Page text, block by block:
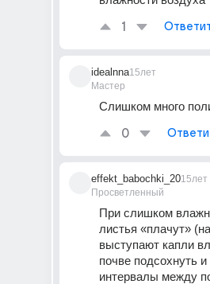
1
idealnna
Мастер
15лет
Слишком много
0
effekt_babochki_20
Просветленный
15лет
При слишком
листья «плачут»
выступают капли
почве подсохнуть и
интервалы между